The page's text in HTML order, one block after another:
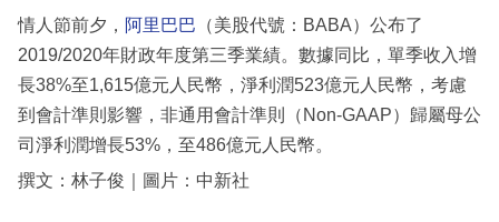
區
情人節前夕， 阿里巴巴 （美股代號：BABA）公布了
2019/2020年財政年度第三季業績。數據同比，單季收入增
長38%至1,615億元人民幣，淨利潤523億元人民幣，考慮
到會計準則影響，非通用會計準則（Non-GAAP）歸屬母公
司淨利潤增長53%，至486億元人民幣。
撰文：林子俊｜圖片：中新社